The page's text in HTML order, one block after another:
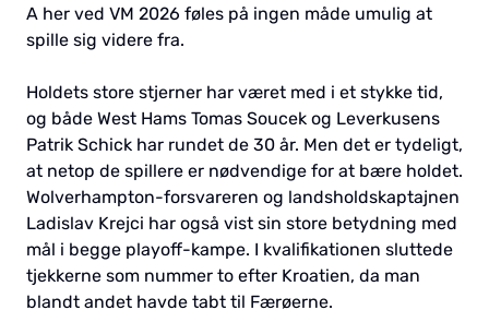
A her ved VM 2026 føles på ingen måde umulig at
spille sig videre fra.
Holdets store stjerner har været med i et stykke tid,
og både West Hams Tomas Soucek og Leverkusens
Patrik Schick har rundet de 30 år. Men det er tydeligt,
at netop de spillere er nødvendige for at bære holdet.
Wolverhampton-forsvareren og landsholdskaptajnen
Ladislav Krejci har også vist sin store betydning med
mål i begge playoff-kampe. I kvalifikationen sluttede
tjekkerne som nummer to efter Kroatien, da man
blandt andet havde tabt til Færøerne.